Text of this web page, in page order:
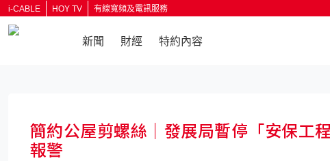
i-CABLE HOY TV 有線寬頻及電訊服務
新聞 財經 特約內容
簡約公屋剪螺絲｜發展局暫停「安保
報警